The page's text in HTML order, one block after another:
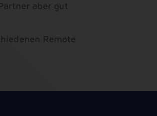
aber gut
Remote